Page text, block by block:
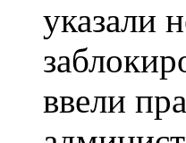
указали
ввели